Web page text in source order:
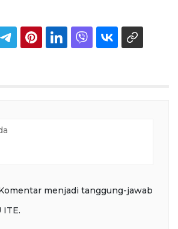
menjadi tanggung-jawab
ITE.